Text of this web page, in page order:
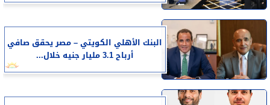
البنك الأهلي الكويتي – مصر يحقق صافي
أرباح 3.1 مليار جنيه خلال...